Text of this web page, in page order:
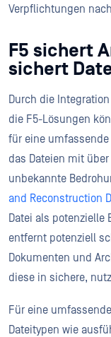
Verpflichtungen
F5 sichert
sichert
Durch die Integration
die F5-Lösungen
für eine
das Dateien mit
unbekannte
and Reconstruction
Datei als potenzielle
entfernt potenziell
Dokumenten und
diese in sichere,
Für eine
Dateitypen wie